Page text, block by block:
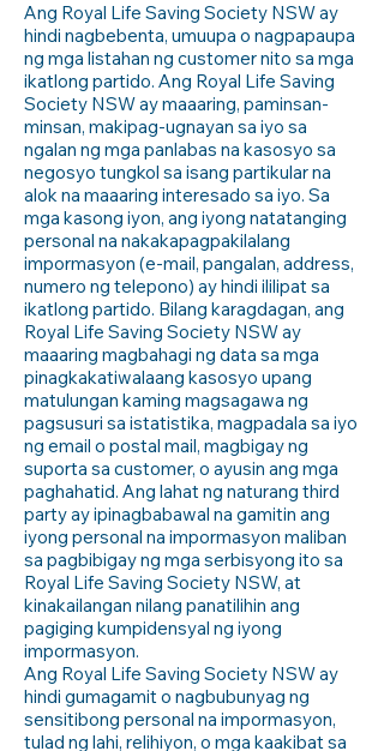
Ang Royal Life Saving Society NSW ay
hindi nagbebenta, umuupa o nagpapaupa
ng mga listahan ng customer nito sa mga
ikatlong partido. Ang Royal Life Saving
Society NSW ay maaaring, paminsan-
minsan, makipag-ugnayan sa iyo sa
ngalan ng mga panlabas na kasosyo sa
negosyo tungkol sa isang partikular na
alok na maaaring interesado sa iyo. Sa
mga kasong iyon, ang iyong natatanging
personal na nakakapagpakilalang
impormasyon (e-mail, pangalan, address,
numero ng telepono) ay hindi ililipat sa
ikatlong partido. Bilang karagdagan, ang
Royal Life Saving Society NSW ay
maaaring magbahagi ng data sa mga
pinagkakatiwalaang kasosyo upang
matulungan kaming magsagawa ng
pagsusuri sa istatistika, magpadala sa iyo
ng email o postal mail, magbigay ng
suporta sa customer, o ayusin ang mga
paghahatid. Ang lahat ng naturang third
party ay ipinagbabawal na gamitin ang
iyong personal na impormasyon maliban
sa pagbibigay ng mga serbisyong ito sa
Royal Life Saving Society NSW, at
kinakailangan nilang panatilihin ang
pagiging kumpidensyal ng iyong
impormasyon.
Ang Royal Life Saving Society NSW ay
hindi gumagamit o nagbubunyag ng
sensitibong personal na impormasyon,
tulad ng lahi, relihiyon, o mga kaakibat sa